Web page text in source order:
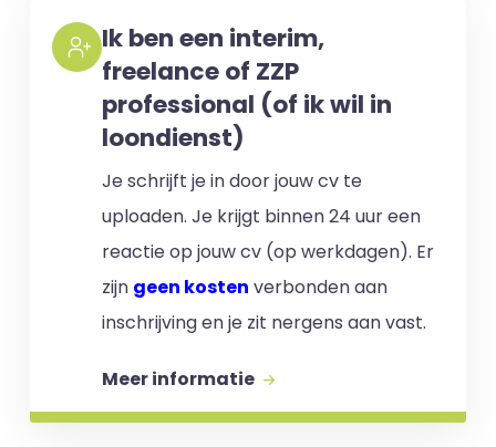
Ik ben een interim,
freelance of ZZP
professional (of ik wil in
loondienst)
Je schrijft je in door jouw cv te
uploaden. Je krijgt binnen 24 uur een
reactie op jouw cv (op werkdagen). Er
zijn geen kosten verbonden aan
inschrijving en je zit nergens aan vast.
Meer informatie